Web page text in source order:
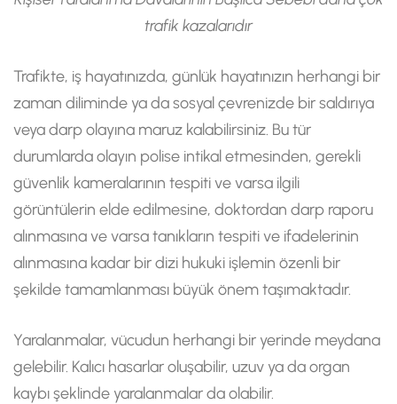
trafik kazalarıdır
Trafikte, iş hayatınızda, günlük hayatınızın herhangi bir
zaman diliminde ya da sosyal çevrenizde bir saldırıya
veya darp olayına maruz kalabilirsiniz. Bu tür
durumlarda olayın polise intikal etmesinden, gerekli
güvenlik kameralarının tespiti ve varsa ilgili
görüntülerin elde edilmesine, doktordan darp raporu
alınmasına ve varsa tanıkların tespiti ve ifadelerinin
alınmasına kadar bir dizi hukuki işlemin özenli bir
şekilde tamamlanması büyük önem taşımaktadır.
Yaralanmalar, vücudun herhangi bir yerinde meydana
gelebilir. Kalıcı hasarlar oluşabilir, uzuv ya da organ
kaybı şeklinde yaralanmalar da olabilir.